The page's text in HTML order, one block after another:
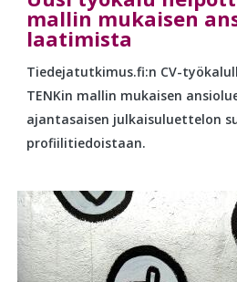
mallin mukaisen
laatimista
Tiedejatutkimus.fi:n CV-
TENKin mallin mukaisen
ajantasaisen julkaisuluettelon
profiilitiedoistaan.